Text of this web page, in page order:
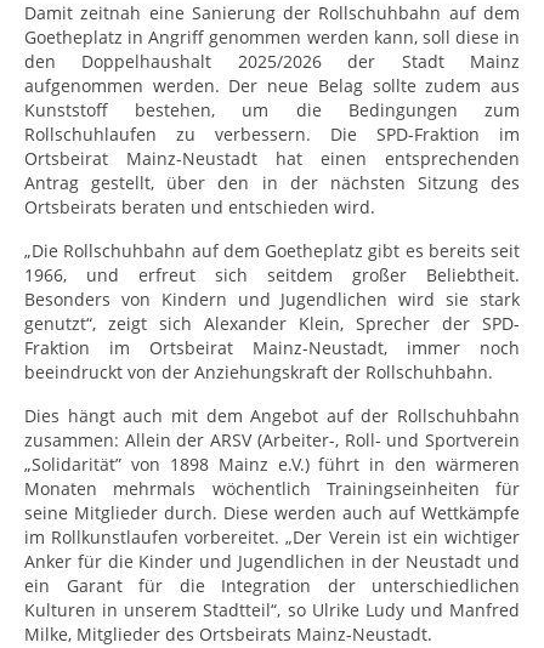
Damit zeitnah eine Sanierung der Rollschuhbahn auf dem
Goetheplatz in Angriff genommen werden kann, soll diese in
den Doppelhaushalt 2025/2026 der Stadt Mainz
aufgenommen werden. Der neue Belag sollte zudem aus
Kunststoff bestehen, um die Bedingungen zum
Rollschuhlaufen zu verbessern. Die SPD-Fraktion im
Ortsbeirat Mainz-Neustadt hat einen entsprechenden
Antrag gestellt, über den in der nächsten Sitzung des
Ortsbeirats beraten und entschieden wird.
„Die Rollschuhbahn auf dem Goetheplatz gibt es bereits seit
1966, und erfreut sich seitdem großer Beliebtheit.
Besonders von Kindern und Jugendlichen wird sie stark
genutzt“, zeigt sich Alexander Klein, Sprecher der SPD-
Fraktion im Ortsbeirat Mainz-Neustadt, immer noch
beeindruckt von der Anziehungskraft der Rollschuhbahn.
Dies hängt auch mit dem Angebot auf der Rollschuhbahn
zusammen: Allein der ARSV (Arbeiter-, Roll- und Sportverein
„Solidarität” von 1898 Mainz e.V.) führt in den wärmeren
Monaten mehrmals wöchentlich Trainingseinheiten für
seine Mitglieder durch. Diese werden auch auf Wettkämpfe
im Rollkunstlaufen vorbereitet. „Der Verein ist ein wichtiger
Anker für die Kinder und Jugendlichen in der Neustadt und
ein Garant für die Integration der unterschiedlichen
Kulturen in unserem Stadtteil“, so Ulrike Ludy und Manfred
Milke, Mitglieder des Ortsbeirats Mainz-Neustadt.